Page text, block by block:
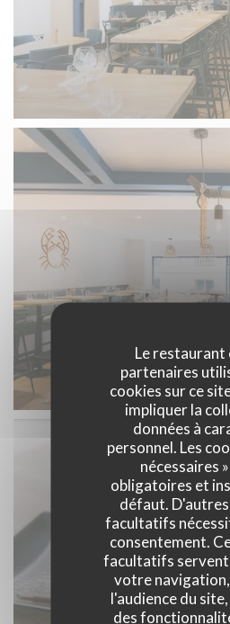
Le restaurant
partenaires
cookies sur ce
impliquer la
données à
personnel. Les
nécessaires
obligatoires et
défaut.
facultatifs
consentement.
facultatifs servent
votre
l'audience du
des